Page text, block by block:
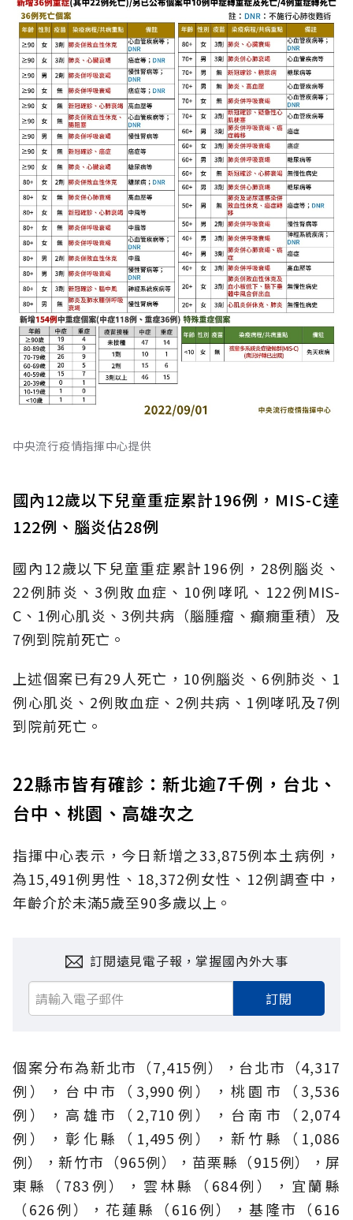
中央流行疫情指揮中心提供
國內12歲以下兒童重症累計196例，MIS-C達
122例、腦炎佔28例
國內12歲以下兒童重症累計196例，28例腦炎、
22例肺炎、3例敗血症、10例哮吼、122例MIS-
C、1例心肌炎、3例共病（腦腫瘤、癲癇重積）及
7例到院前死亡。
上述個案已有29人死亡，10例腦炎、6例肺炎、1
例心肌炎、2例敗血症、2例共病、1例哮吼及7例
到院前死亡。
22縣市皆有確診：新北逾7千例，台北、
台中、桃園、高雄次之
指揮中心表示，今日新增之33,875例本土病例，
為15,491例男性、18,372例女性、12例調查中，
年齡介於未滿5歲至90多歲以上。
訂閱遠見電子報，掌握國內外大事
訂閱
個案分布為新北市（7,415例），台北市（4,317
例），台中市（3,990例），桃園市（3,536
例），高雄市（2,710例），台南市（2,074
例），彰化縣（1,495例），新竹縣（1,086
例），新竹市（965例），苗栗縣（915例），屏
東縣（783例），雲林縣（684例），宜蘭縣
（626例），花蓮縣（616例），基隆市（616